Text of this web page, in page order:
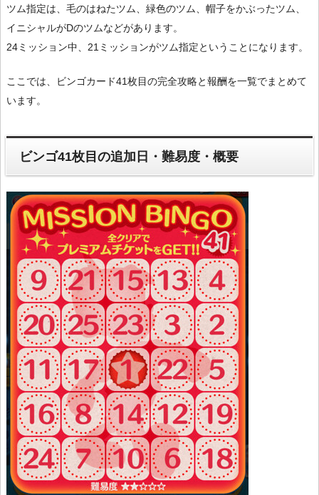
ツム指定は、毛のはねたツム、緑色のツム、帽子をかぶったツム、
イニシャルがDのツムなどがあります。
24ミッション中、21ミッションがツム指定ということになります。
ここでは、ビンゴカード41枚目の完全攻略と報酬を一覧でまとめて
います。
ビンゴ41枚目の追加日・難易度・概要